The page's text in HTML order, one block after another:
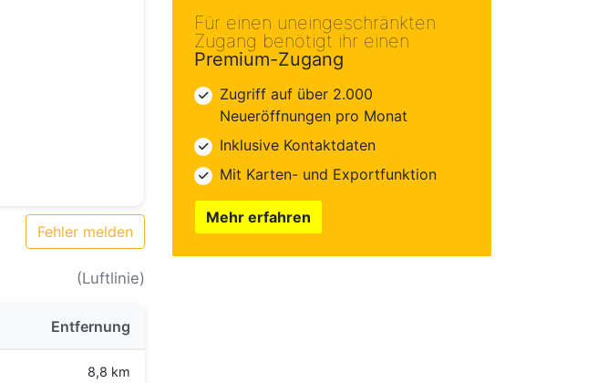
Fehler melden
(Luftlinie)
Entfernung
8,8 km
Für einen uneingeschränkten
Zugang benötigt ihr einen
Premium-Zugang
Zugriff auf über 2.000
Neueröffnungen pro Monat
Inklusive Kontaktdaten
Mit Karten- und Exportfunktion
Mehr erfahren